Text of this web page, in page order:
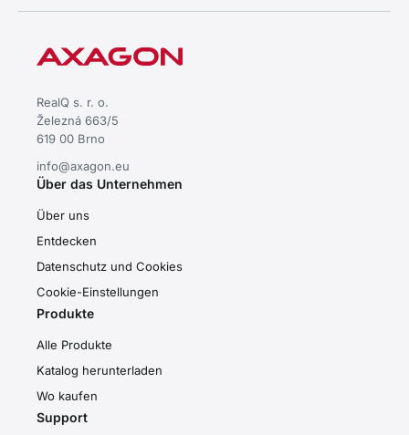
RealQ s. r. o.
Železná 663/5
619 00 Brno
info@axagon.eu
Über das Unternehmen
Über uns
Entdecken
Datenschutz und Cookies
Cookie-Einstellungen
Produkte
Alle Produkte
Katalog herunterladen
Wo kaufen
Support